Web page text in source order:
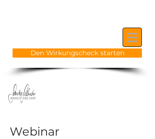
Den Wirkungscheck starten
Webinar